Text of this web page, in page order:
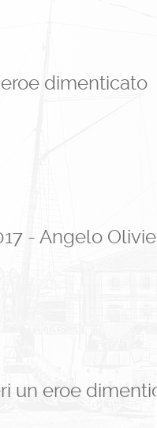
dimenticato
- Angelo
un eroe